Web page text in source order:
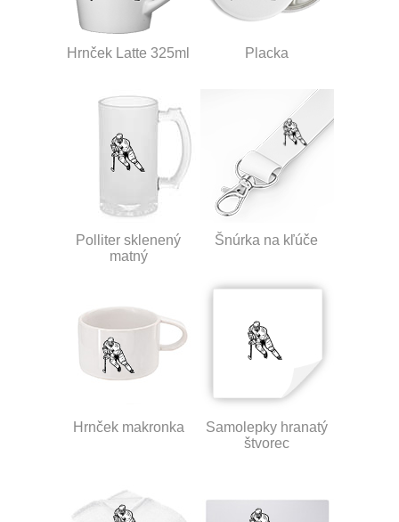
Hrnček Latte 325ml Placka
Polliter sklenený
matný
Šnúrka na kľúče
Hrnček makronka
Samolepky hranatý
štvorec